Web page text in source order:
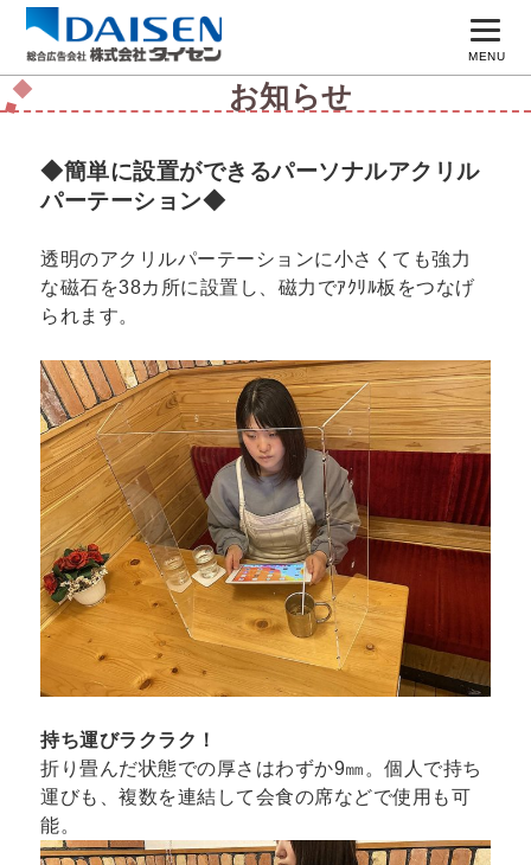
お知らせ
◆簡単に設置ができるパーソナルアクリル
パーテーション◆
透明のアクリルパーテーションに小さくても強力
な磁石を38カ所に設置し、磁力でｱｸﾘﾙ板をつなげ
られます。
持ち運びラクラク！
折り畳んだ状態での厚さはわずか9㎜。個人で持ち
運びも、複数を連結して会食の席などで使用も可
能。
MENU
コンセプト
実績一覧
広告主募集
よくある質問
会社案内
採用情報
お問い合わせ